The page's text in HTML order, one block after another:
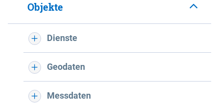
Objekte
Dienste
Geodaten
Messdaten